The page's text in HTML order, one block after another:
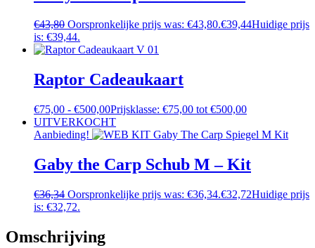
€43,80 Oorspronkelijke prijs was: €43,80.€39,44Huidige prijs
is: €39,44.
Raptor Cadeaukaart
€75,00 - €500,00Prijsklasse: €75,00 tot €500,00
UITVERKOCHT
Aanbieding!
Gaby the Carp Schub M – Kit
€36,34 Oorspronkelijke prijs was: €36,34.€32,72Huidige prijs
is: €32,72.
Omschrijving